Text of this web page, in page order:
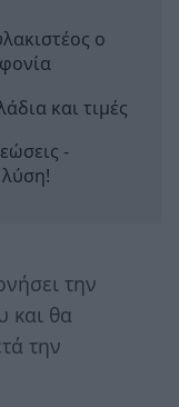
ο
και τιμές
-
την
και θα
την